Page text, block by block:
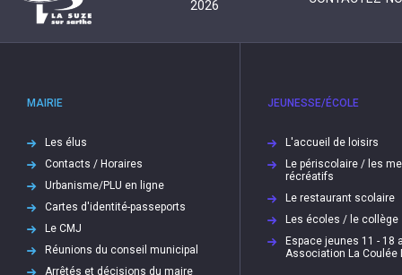
2026
MAIRIE
Les élus
Contacts / Horaires
Urbanisme/PLU en ligne
Cartes d'identité-passeports
Le CMJ
Réunions du conseil municipal
Arrêtés et décisions du maire
JEUNESSE/ÉCOLE
L'accueil de loisirs
Le périscolaire / les
récréatifs
Le restaurant scolaire
Les écoles / le collège
Espace jeunes 11 - 18
Association La Coulée